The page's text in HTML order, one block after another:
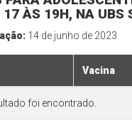
ÀS 19H, NA UBS
14 de junho de 2023
Vacina
foi encontrado.